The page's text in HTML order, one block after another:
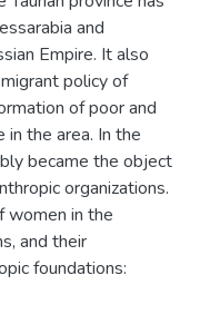
and
Empire. It also
policy of
of poor and
the area. In the
became the object
organizations.
women in the
and their
foundations: